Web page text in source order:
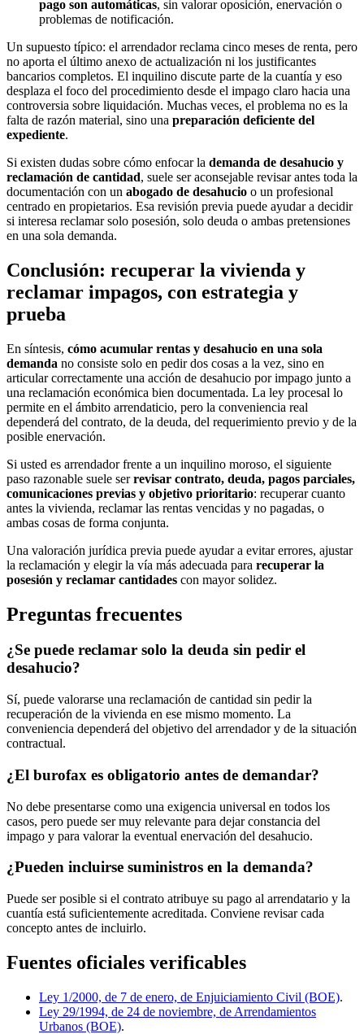
pago son automáticas, sin valorar oposición, enervación o
problemas de notificación.
Un supuesto típico: el arrendador reclama cinco meses de renta, pero
no aporta el último anexo de actualización ni los justificantes
bancarios completos. El inquilino discute parte de la cuantía y eso
desplaza el foco del procedimiento desde el impago claro hacia una
controversia sobre liquidación. Muchas veces, el problema no es la
falta de razón material, sino una preparación deficiente del
expediente.
Si existen dudas sobre cómo enfocar la demanda de desahucio y
reclamación de cantidad, suele ser aconsejable revisar antes toda la
documentación con un abogado de desahucio o un profesional
centrado en propietarios. Esa revisión previa puede ayudar a decidir
si interesa reclamar solo posesión, solo deuda o ambas pretensiones
en una sola demanda.
Conclusión: recuperar la vivienda y
reclamar impagos, con estrategia y
prueba
En síntesis, cómo acumular rentas y desahucio en una sola
demanda no consiste solo en pedir dos cosas a la vez, sino en
articular correctamente una acción de desahucio por impago junto a
una reclamación económica bien documentada. La ley procesal lo
permite en el ámbito arrendaticio, pero la conveniencia real
dependerá del contrato, de la deuda, del requerimiento previo y de la
posible enervación.
Si usted es arrendador frente a un inquilino moroso, el siguiente
paso razonable suele serrevisar contrato, deuda, pagos parciales,
comunicaciones previas y objetivo prioritario: recuperar cuanto
antes la vivienda, reclamar las rentas vencidas y no pagadas, o
ambas cosas de forma conjunta.
Una valoración jurídica previa puede ayudar a evitar errores, ajustar
la reclamación y elegir la vía más adecuada para recuperar la
posesión y reclamar cantidades con mayor solidez.
Preguntas frecuentes
¿Se puede reclamar solo la deuda sin pedir el
desahucio?
Sí, puede valorarse una reclamación de cantidad sin pedir la
recuperación de la vivienda en ese mismo momento. La
conveniencia dependerá del objetivo del arrendador y de la situación
contractual.
¿El burofax es obligatorio antes de demandar?
No debe presentarse como una exigencia universal en todos los
casos, pero puede ser muy relevante para dejar constancia del
impago y para valorar la eventual enervación del desahucio.
¿Pueden incluirse suministros en la demanda?
Puede ser posible si el contrato atribuye su pago al arrendatario y la
cuantía está suficientemente acreditada. Conviene revisar cada
concepto antes de incluirlo.
Fuentes oficiales verificables
Ley 1/2000, de 7 de enero, de Enjuiciamiento Civil (BOE).
Ley 29/1994, de 24 de noviembre, de Arrendamientos
Urbanos (BOE).